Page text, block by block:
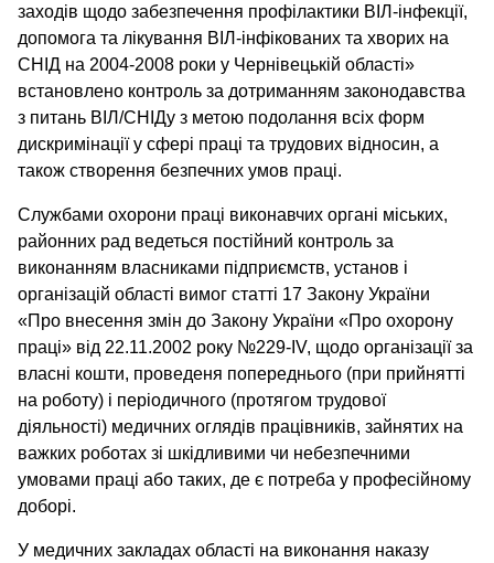
заходів щодо забезпечення профілактики ВІЛ-інфекції,
допомога та лікування ВІЛ-інфікованих та хворих на
СНІД на 2004-2008 роки у Чернівецькій області»
встановлено контроль за дотриманням законодавства
з питань ВІЛ/СНІДу з метою подолання всіх форм
дискримінації у сфері праці та трудових відносин, а
також створення безпечних умов праці.
Службами охорони праці виконавчих органі міських,
районних рад ведеться постійний контроль за
виконанням власниками підприємств, установ і
організацій області вимог статті 17 Закону України
«Про внесення змін до Закону України «Про охорону
праці» від 22.11.2002 року №229-ІV, щодо організації за
власні кошти, проведеня попереднього (при прийнятті
на роботу) і періодичного (протягом трудової
діяльності) медичних оглядів працівників, зайнятих на
важких роботах зі шкідливими чи небезпечними
умовами праці або таких, де є потреба у професійному
доборі.
У медичних закладах області на виконання наказу